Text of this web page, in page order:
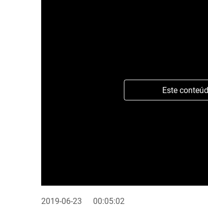
Este
2019-06-23 00:05:02